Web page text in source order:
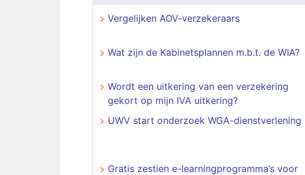
Vergelijken AOV-verzekeraars
Wat zijn de Kabinetsplannen m.b.t. de WIA?
Wordt een uitkering van een verzekering
gekort op mijn IVA uitkering?
UWV start onderzoek WGA-dienstverlening
Gratis zestien e-learningprogramma’s voor